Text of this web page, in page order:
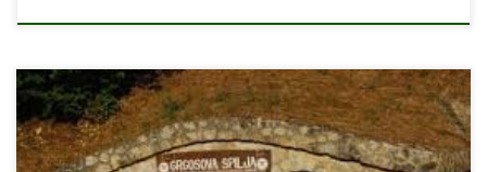
evo napokon smo uglavili izlet na Grgosove špilje nedjelja